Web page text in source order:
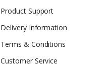
Product Support
Delivery Information
Terms & Conditions
Customer Service